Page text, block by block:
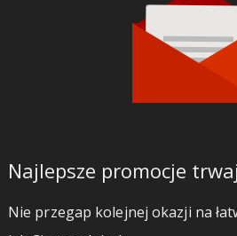
Najlepsze promocje
Nie przegap kolejnej okazji na